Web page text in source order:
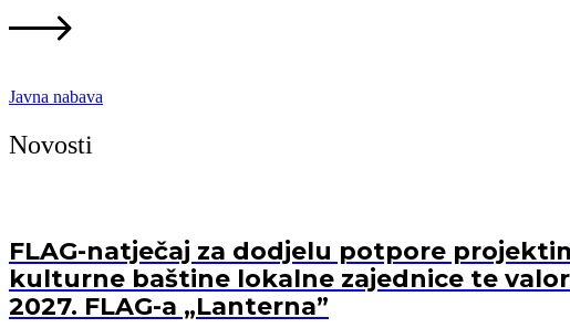
Javna nabava
Novosti
FLAG-natječaj za dodjelu potpore
kulturne baštine lokalne zajednice te
2027. FLAG-a „Lanterna”